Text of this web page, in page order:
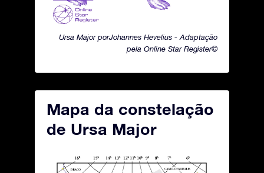
Ursa Major porJohannes Hevelius - Adaptação
pela Online Star Register©
Mapa da constelação
de Ursa Major